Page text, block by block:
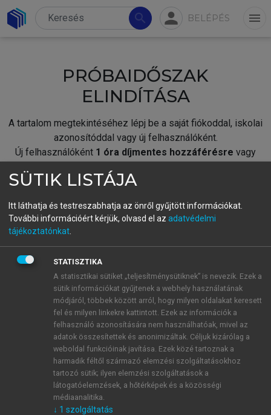
search person BELÉPÉS menu
PRÓBAIDŐSZAK
ELINDÍTÁSA
A tartalom megtekintéséhez lépj be a saját fiókoddal, iskolai
azonosítóddal vagy új felhasználóként.
Új felhasználóként 1 óra díjmentes hozzáférésre vagy
fiókoddal,vagy hozz létre új fiókot.
A regisztráció után apróbaidőszakautomatikusan
BELÉPÉS SAJÁT FIÓKKAL
ÚJ FIÓK LÉTREHOZÁSA
1 óra díjmentes hozzáférés
E-MAIL-CÍM
SÜTIK LISTÁJA
Itt láthatja és testreszabhatja az önről gyűjtött információkat.
További információért kérjük, olvasd el az adatvédelmi
tájékoztatónkat
STATISZTIKA
A statisztikai sütiket „teljesítménysütiknek” is nevezik. Ezek a
sütik információkat gyűjtenek a webhely használatának
módjáról, többek között arról, hogy milyen oldalakat keresett
fel és milyen linkekre kattintott. Ezek az információk a
felhasználó azonosítására nem használhatóak, mivel az
adatok összesítettek és anonimizáltak. Céljuk kizárólag a
weboldal funkcióinak javítása. Ezek közé tartoznak a
harmadik féltől származó elemzési szolgáltatásokhoz
tartozó sütik; ilyen elemzési szolgáltatások a
látogatóelemzések, a hőtérképek és a közösségi
médiaanalitika.
↓ 1 szolgáltatás